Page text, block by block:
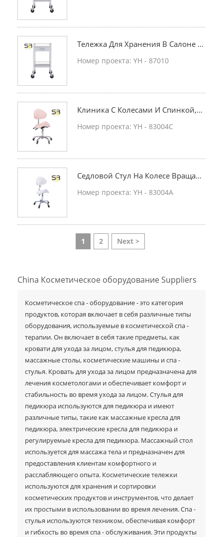
Тележка Для Хранения В Салоне К
Расоты С Блокирующим Роликом
Номер проекта: YH - 87010
Клиника С Колесами И Спинкой, С
Алон Красоты, Гидравлическое Кр
Номер проекта: YH - 83004C
Седловой Стул На Колесе Вращает
Ся, Чтобы Регулировать Стул Толс
Номер проекта: YH - 83004A
1 2 Next >
China Косметическое оборудование Suppliers
Косметическое спа - оборудование - это категория
продуктов, которая включает в себя различные типы
оборудования, используемые в косметической спа -
терапии. Он включает в себя такие предметы, как
кровати для ухода за лицом, стулья для педикюра,
массажные столы, косметические машины и спа -
стулья. Кровать для ухода за лицом предназначена для
лечения косметологами и обеспечивает комфорт и
стабильность во время ухода за лицом. Стулья для
педикюра используются для педикюра и имеют
различные типы, такие как массажные кресла для
педикюра, электрические кресла для педикюра и
регулируемые кресла для педикюра. Массажный стол
используется для массажа тела и предназначен для
предоставления клиентам комфортного и
расслабляющего опыта. Косметические тележки
используются для хранения и сортировки
косметических продуктов и инструментов, что делает
их простыми в использовании во время лечения. Спа -
стулья используются техником, обеспечивая комфорт
и гибкость во время спа - обслуживания. Эти продукты